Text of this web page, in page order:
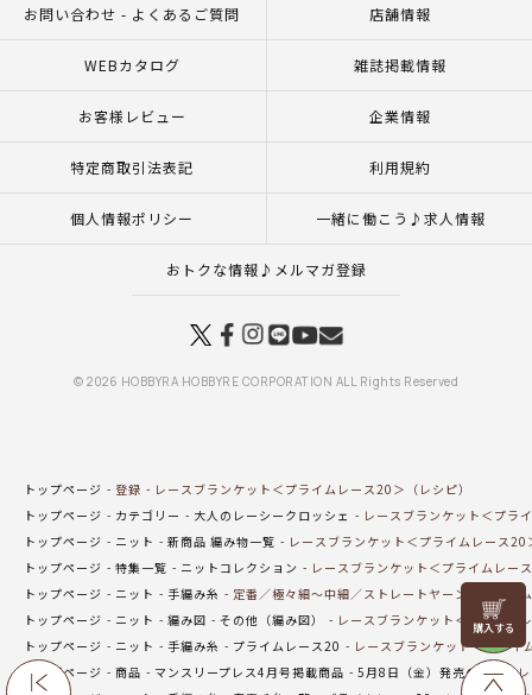
リリヤン
フェア
お問い合わせ - よくあるご質問 店舗情報
WEBカタログ 雑誌掲載情報
お客様レビュー 企業情報
特定商取引法表記 利用規約
個人情報ポリシー 一緒に働こう♪求人情報
おトクな情報♪メルマガ登録
© 2026 HOBBYRA HOBBYRE CORPORATION ALL Rights Reserved
トップページ 登録
レースブランケット＜プライムレース20＞（レシピ）
トップページ
カテゴリー 大人のレーシークロッシェ
レースブランケット＜プラ
トップページ
ニット 新商品 編み物一覧
レースブランケット＜プライムレース20
トップページ
特集一覧 ニットコレクション
レースブランケット＜プライムレー
トップページ
ニット 手編み糸 定番／極々細～中細／ストレートヤーン
プライ
トップページ
ニット 編み図 その他（編み図）
レースブランケット＜プライム
トップページ
ニット 手編み糸 プライムレース20
レースブランケット＜プライ
トップページ
商品 マンスリープレス4月号掲載商品 5月8日（金）発売の商品 レ